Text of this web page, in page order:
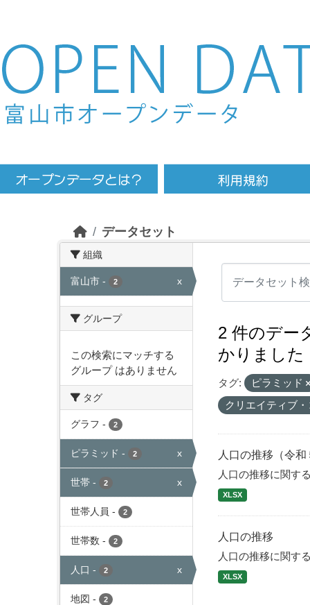
Skip to main content
データセット
組織
富山市 - 2 x
グループ
この検索にマッチする
グループ はありません
タグ
グラフ - 2
ピラミッド - 2 x
世帯 - 2 x
世帯人員 - 2
世帯数 - 2
人口 - 2 x
地図 - 2
2 件のデー
かりました
タグ:
ピラミッド
クリエイティブ
人口の推移（令和
人口の推移に関す
XLSX
人口の推移
人口の推移に関す
XLSX